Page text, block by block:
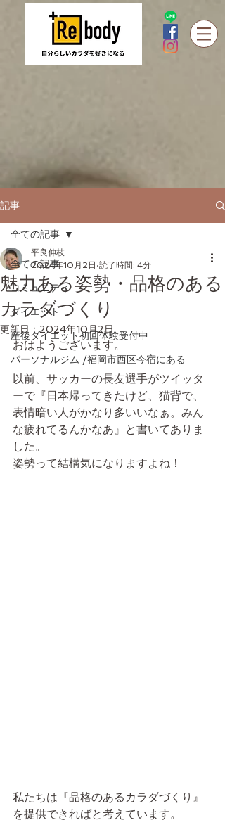
記事
全ての記事
コミュニティ
ダイエット
産後ダイエット初回体験受付中
パーソナルジム /福岡市西区今宿にある
全ての記事
魅力ある姿勢・品格のある
カラダづくり
平良伸枝
2024年10月2日 読了時間: 4分
更新日：2024年10月2日
おはようございます。
以前、サッカーの長友選手がツイッタ
ーで『日本帰ってきたけど、猫背で、
表情暗い人がかなり多いいなぁ。みん
な疲れてるんかなあ』と書いてありま
した。
姿勢って結構気になりますよね！
私たちは『品格のあるカラダづくり』
を提供できればと考えています。